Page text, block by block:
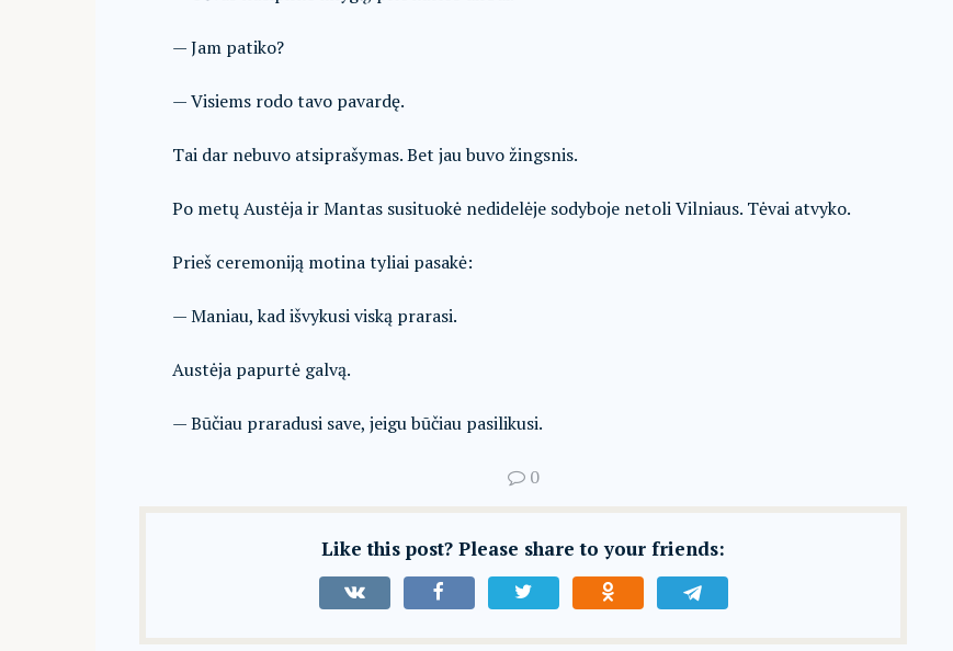
— Jam patiko?
— Visiems rodo tavo pavardę.
Tai dar nebuvo atsiprašymas. Bet jau buvo žingsnis.
Po metų Austėja ir Mantas susituokė nedidelėje sodyboje netoli Vilniaus. Tėvai atvyko.
Prieš ceremoniją motina tyliai pasakė:
— Maniau, kad išvykusi viską prarasi.
Austėja papurtė galvą.
— Būčiau praradusi save, jeigu būčiau pasilikusi.
0
Like this post? Please share to your friends: